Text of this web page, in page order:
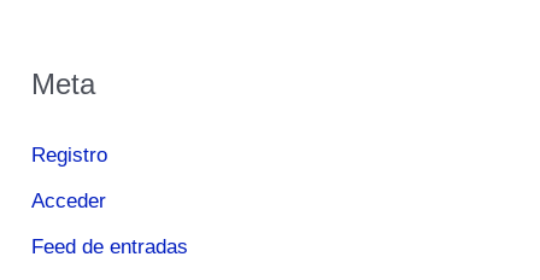
Meta
Registro
Acceder
Feed de entradas